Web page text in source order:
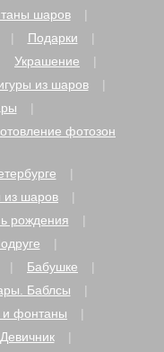
шаров
Подарки
Украшение
из шаров
фотозон
из шаров
рождения
Бабушке
Баблсы
и фонтаны
Девичник